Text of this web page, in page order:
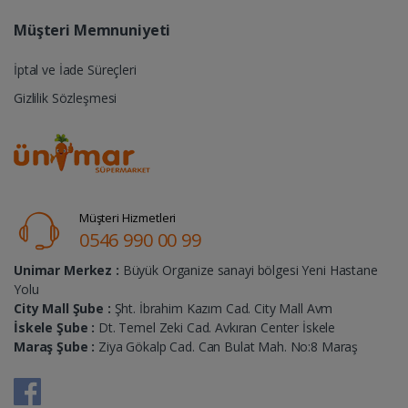
Müşteri Memnuniyeti
İptal ve İade Süreçleri
Gizlilik Sözleşmesi
Müşteri Hizmetleri
0546 990 00 99
Unimar Merkez : Büyük Organize sanayi bölgesi Yeni Hastane
Yolu
City Mall Şube : Şht. İbrahim Kazım Cad. City Mall Avm
İskele Şube : Dt. Temel Zeki Cad. Avkıran Center İskele
Maraş Şube : Ziya Gökalp Cad. Can Bulat Mah. No:8 Maraş